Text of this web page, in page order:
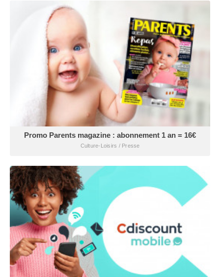
Promo Parents magazine : abonnement 1 an = 16€
Culture-Loisirs / Presse